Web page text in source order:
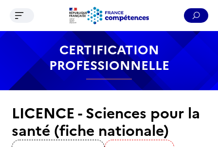
Contenu Recherche Menu Pied de page
Ouvrir le menu de navigation
CERTIFICATION
PROFESSIONNELLE
LICENCE - Sciences pour la
santé (fiche nationale)